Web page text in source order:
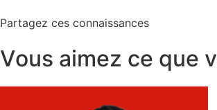
Partagez ces connaissances
Vous aimez ce que v